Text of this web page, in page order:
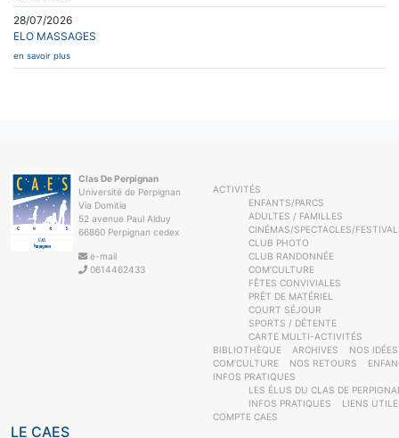
28/07/2026
ELO MASSAGES
en savoir plus
Clas De Perpignan
Université de Perpignan
Via Domitia
52 avenue Paul Alduy
66860 Perpignan cedex
e-mail
0614462433
ACTIVITÉS
ENFANTS/PARCS
ADULTES / FAMILLES
CINÉMAS/SPECTACLES/
CLUB PHOTO
CLUB RANDONNÉE
COM’CULTURE
FÊTES CONVIVIALES
PRÊT DE MATÉRIEL
COURT SÉJOUR
SPORTS / DÉTENTE
CARTE MULTI-ACTIVITÉS
BIBLIOTHÈQUE
ARCHIVES
NOS IDÉES
COM’CULTURE
NOS RETOURS
INFOS PRATIQUES
LES ÉLUS DU CLAS DE
INFOS PRATIQUES
LIENS
COMPTE CAES
LE CAES